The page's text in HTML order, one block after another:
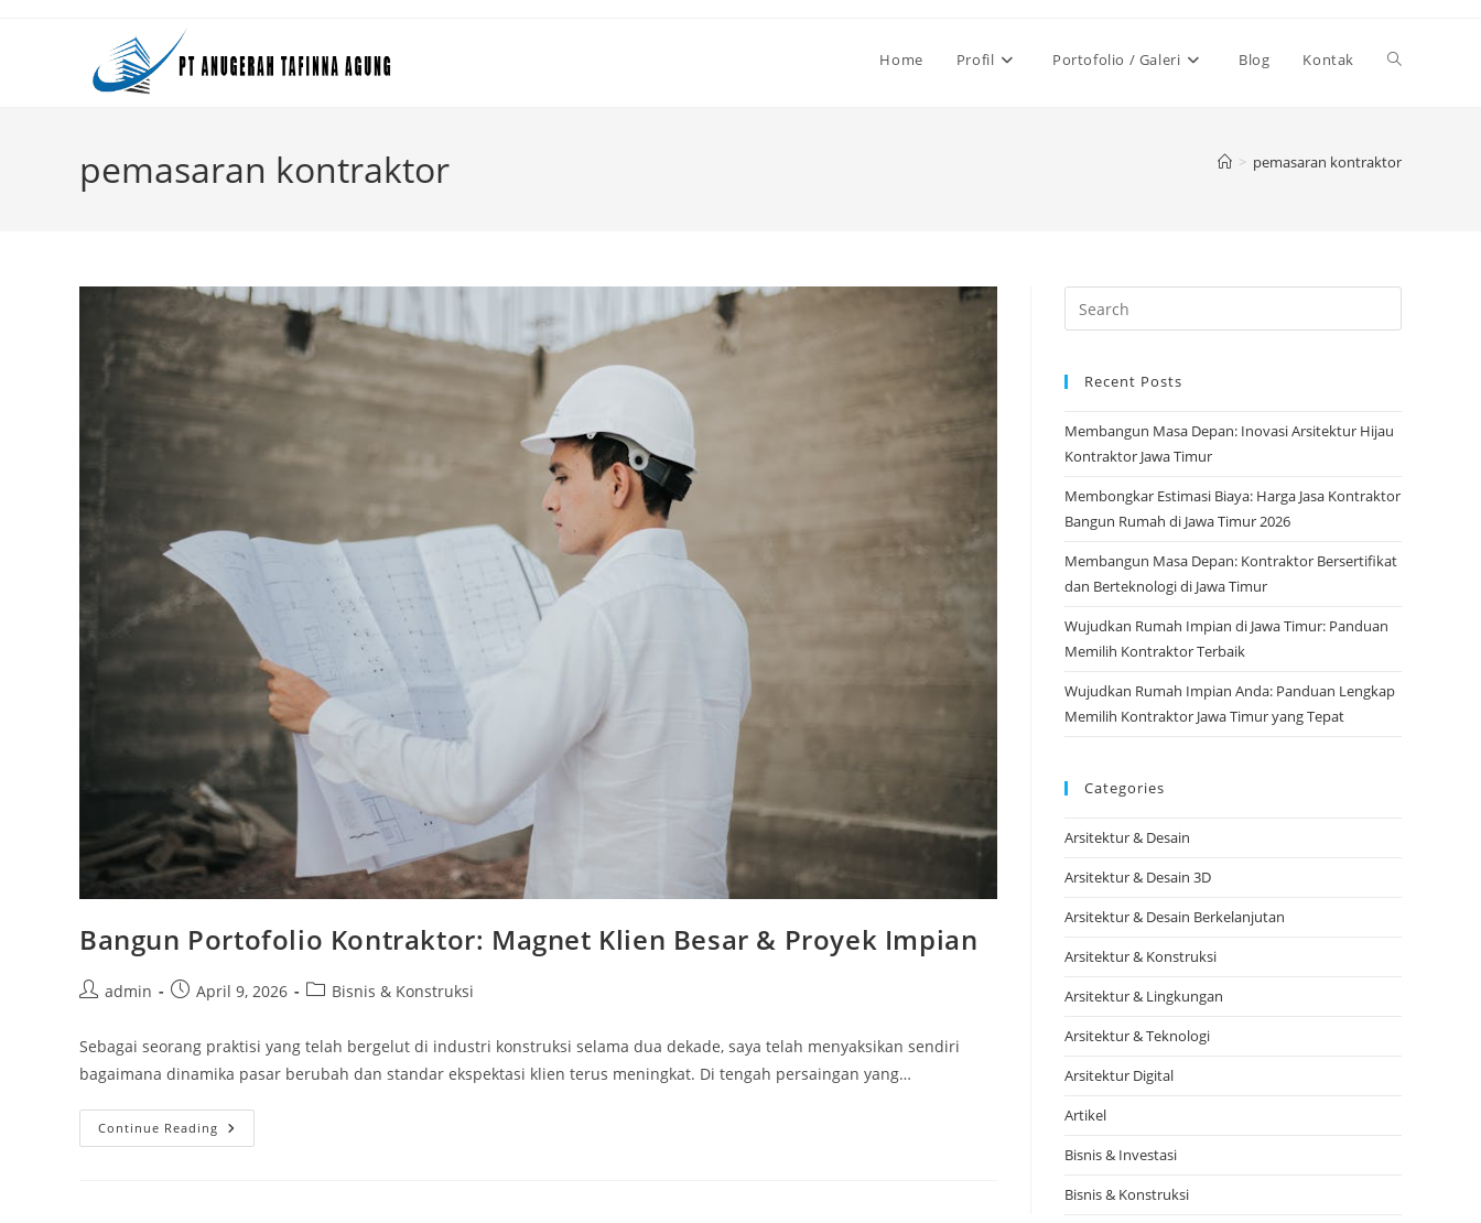
Home Profil Portofolio / Galeri Blog Kontak Toggle
pemasaran kontraktor > pemasaran kontraktor
Bangun Portofolio Kontraktor: Magnet Klien Besar & Proyek Impian
Postadmin
PostApril 9, 2026
PostBisnis & Konstruksi
Sebagai seorang praktisi yang telah bergelut di industri konstruksi selama dua dekade, saya telah menyaksikan sendiri
bagaimana dinamika pasar berubah dan standar ekspektasi klien terus meningkat. Di tengah persaingan yang…
Continue Reading Bangun
Portofolio
Recent Posts
Membangun Masa Depan: Inovasi Arsitektur Hijau
Kontraktor Jawa Timur
Membongkar Estimasi Biaya: Harga Jasa Kontraktor
Bangun Rumah di Jawa Timur 2026
Membangun Masa Depan: Kontraktor Bersertifikat
dan Berteknologi di Jawa Timur
Wujudkan Rumah Impian di Jawa Timur: Panduan
Memilih Kontraktor Terbaik
Wujudkan Rumah Impian Anda: Panduan Lengkap
Memilih Kontraktor Jawa Timur yang Tepat
Categories
Arsitektur & Desain
Arsitektur & Desain 3D
Arsitektur & Desain Berkelanjutan
Arsitektur & Konstruksi
Arsitektur & Lingkungan
Arsitektur & Teknologi
Arsitektur Digital
Artikel
Bisnis & Investasi
Bisnis & Konstruksi